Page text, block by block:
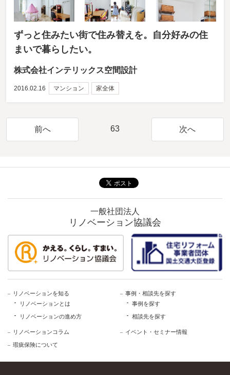
ずっと住みたい街で住み替えを。自分好みの住
まいで暮らしたい。
株式会社インテリックス空間設計
2016.02.16 マンション 家全体
前へ 63 次へ
一般社団法人
リノベーション協議会
リノベーションを知る
リノベーションとは
リノベーションの進め方
リノベーションコラム
瑕疵保険について
事例・相談先を探す
事例を探す
相談先を探す
イベント・セミナー情報